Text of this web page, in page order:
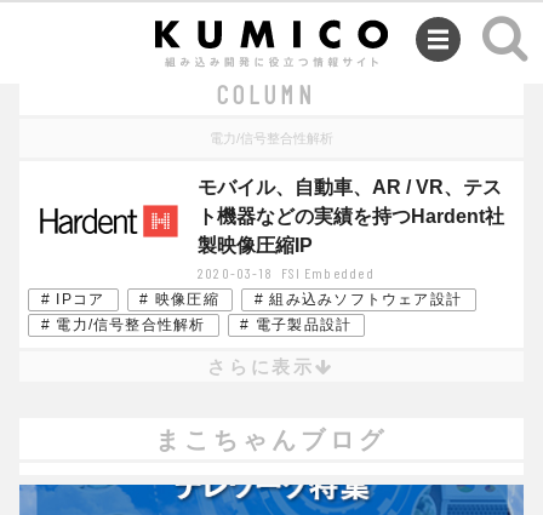
COLUMN
電力/信号整合性解析
モバイル、自動車、AR / VR、テス
ト機器などの実績を持つHardent社
製映像圧縮IP
2020-03-18
FSI Embedded
# IPコア
# 映像圧縮
# 組み込みソフトウェア設計
# 電力/信号整合性解析
# 電子製品設計
さらに表示
まこちゃんブログ